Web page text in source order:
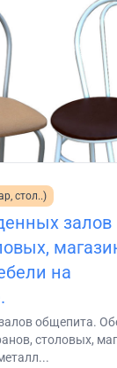
стол..)
залов
на
общепита.
столовых,